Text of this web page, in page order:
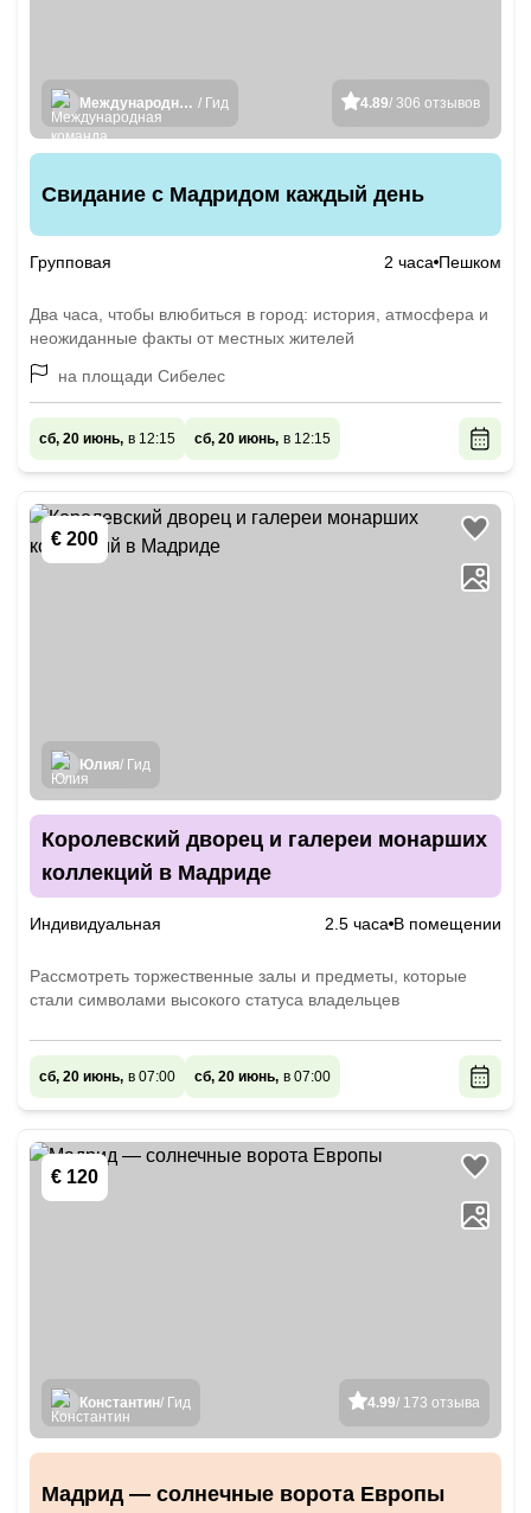
4.89/ 306 отзывов
Международная команда гидов / Гид
Свидание с Мадридом каждый день
Групповая 2 часа Пешком
Два часа, чтобы влюбиться в город: история, атмосфера и
неожиданные факты от местных жителей
на площади Сибелес
сб, 20 июнь, в 12:15 сб, 20 июнь, в 12:15
€ 200
Юлия/ Гид
Королевский дворец и галереи монарших
коллекций в Мадриде
Индивидуальная 2.5 часа В помещении
Рассмотреть торжественные залы и предметы, которые
стали символами высокого статуса владельцев
сб, 20 июнь, в 07:00 сб, 20 июнь, в 07:00
€ 120
4.99/ 173 отзыва
Константин/ Гид
Мадрид — солнечные ворота Европы